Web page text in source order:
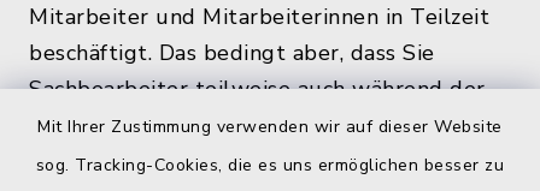
Mit Ihrer Zustimmung verwenden wir auf dieser Website
sog. Tracking-Cookies, die es uns ermöglichen besser zu
Mitarbeiter und Mitarbeiterinnen in Teilzeit
beschäftigt. Das bedingt aber, dass Sie
Sachbearbeiter teilweise auch während der
üblichen Bürozeiten und zu den
Öffnungszeiten, nicht im Rathaus antreffen.